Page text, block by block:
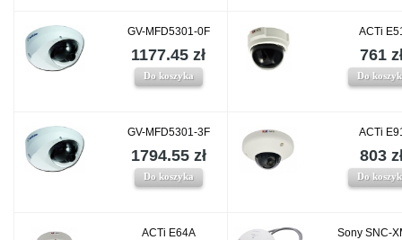
GV-MFD5301-0F
1177.45 zł
Do koszyka
ACTi
761
Do
GV-MFD5301-3F
1794.55 zł
Do koszyka
ACTi
803
Do
ACTi E64A Sony SNC-